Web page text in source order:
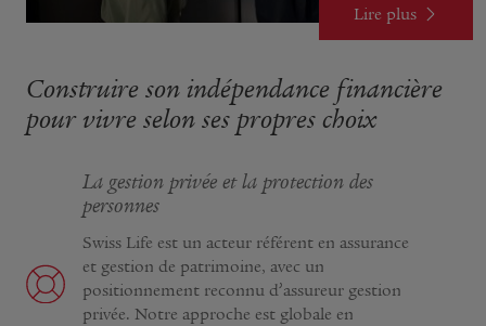
Lire plus
Construire son indépendance financière
pour vivre selon ses propres choix
La gestion privée et la protection des
personnes
Swiss Life est un acteur référent en assurance
et gestion de patrimoine, avec un
positionnement reconnu d’assureur gestion
privée. Notre approche est globale en